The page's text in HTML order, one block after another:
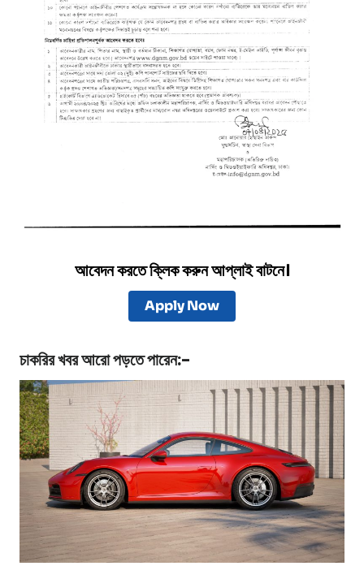
আবেদন করতে ক্লিক করুন আপ্লাই বাটনে।
Apply Now
চাকরির খবরআরো পড়তে পারেন:-